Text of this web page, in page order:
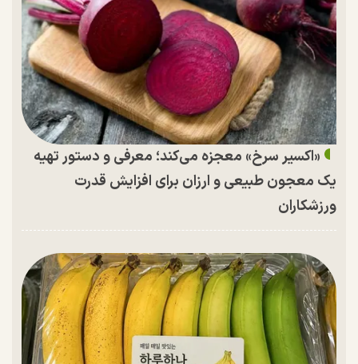
«اکسیر سرخ» معجزه می‌کند؛ معرفی و دستور تهیه
یک معجون طبیعی و ارزان برای افزایش قدرت
ورزشکاران